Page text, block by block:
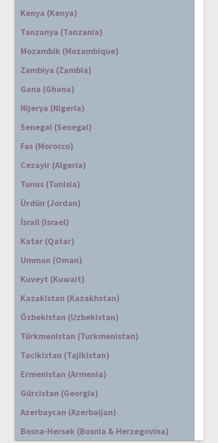
Kenya (Kenya)
Tanzanya (Tanzania)
Mozambik (Mozambique)
Zambiya (Zambia)
Gana (Ghana)
Nijerya (Nigeria)
Senegal (Senegal)
Fas (Morocco)
Cezayir (Algeria)
Tunus (Tunisia)
Ürdün (Jordan)
İsrail (Israel)
Katar (Qatar)
Umman (Oman)
Kuveyt (Kuwait)
Kazakistan (Kazakhstan)
Özbekistan (Uzbekistan)
Türkmenistan (Turkmenistan)
Tacikistan (Tajikistan)
Ermenistan (Armenia)
Gürcistan (Georgia)
Azerbaycan (Azerbaijan)
Bosna-Hersek (Bosnia & Herzegovina)